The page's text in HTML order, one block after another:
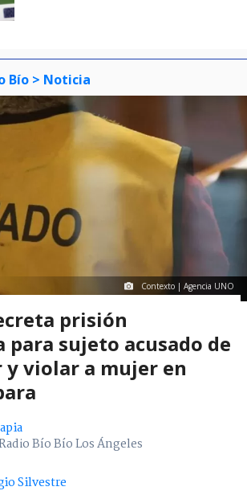
Bío > Noticia
Contexto | Agencia UNO
prisión
sujeto acusado de
y violar a mujer en
Bío Bío Los Ángeles
Silvestre